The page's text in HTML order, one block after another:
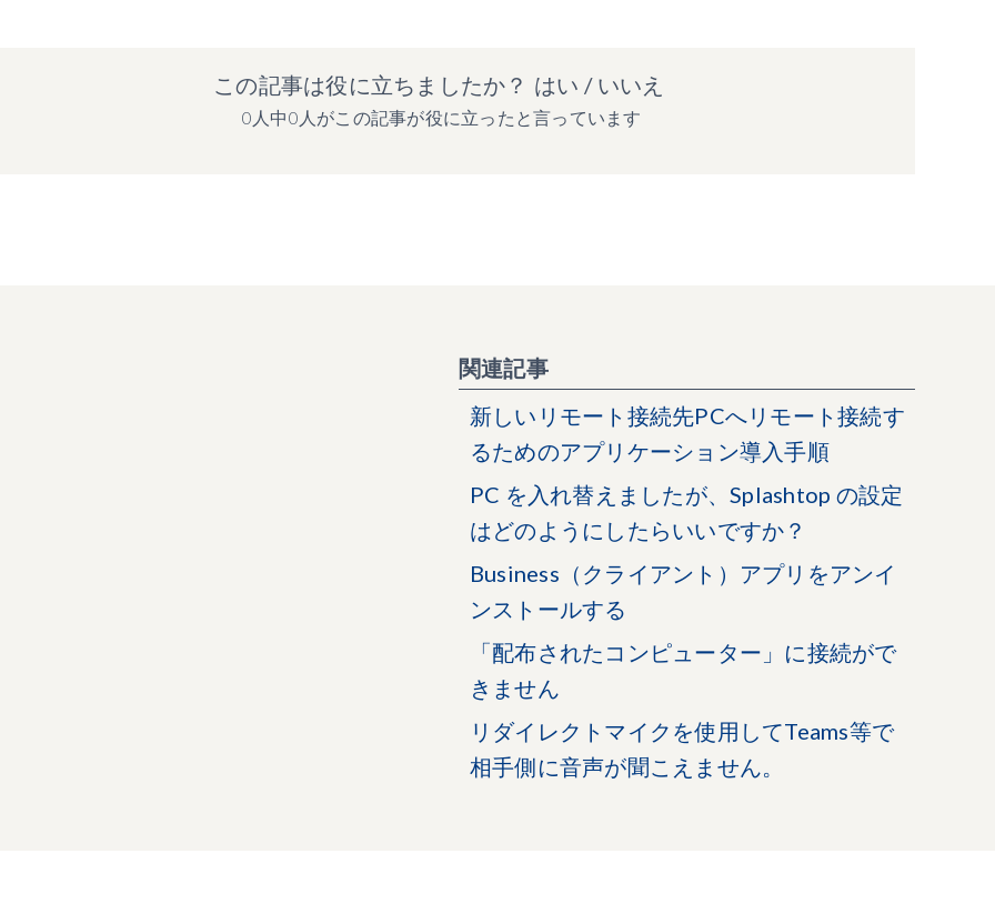
この記事は役に立ちましたか？ はい / いいえ
0人中0人がこの記事が役に立ったと言っています
関連記事
新しいリモート接続先PCへリモート接続す
るためのアプリケーション導入手順
PC を入れ替えましたが、Splashtop の設定
はどのようにしたらいいですか？
Business（クライアント）アプリをアンイ
ンストールする
「配布されたコンピューター」に接続がで
きません
リダイレクトマイクを使用してTeams等で
相手側に音声が聞こえません。